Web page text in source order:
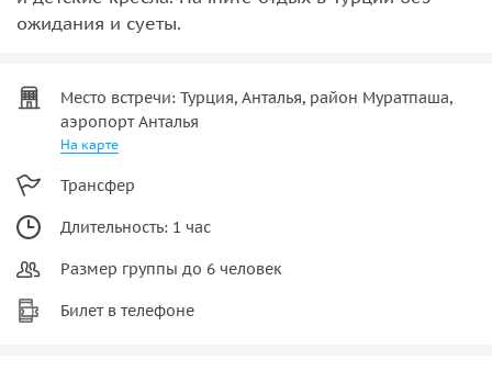
ожидания и суеты.
Место встречи: Турция, Анталья, район Муратпаша,
аэропорт Анталья
На карте
Трансфер
Длительность: 1 час
Размер группы до 6 человек
Билет в телефоне